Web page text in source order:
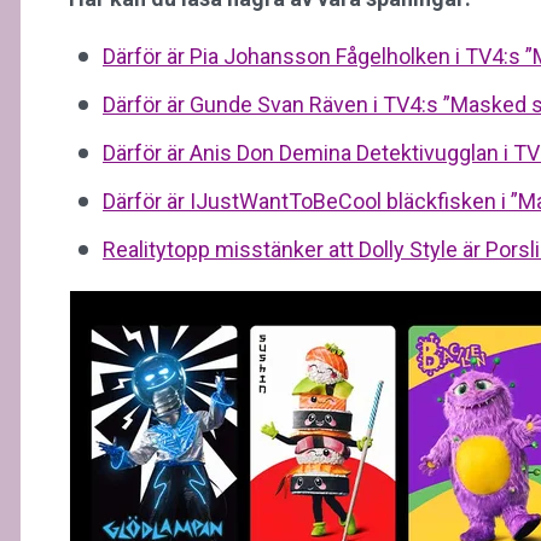
Därför är Pia Johansson Fågelholken i TV4:s
Därför är Gunde Svan Räven i TV4:s ”Masked
Därför är Anis Don Demina Detektivugglan i
Därför är IJustWantToBeCool bläckfisken i
Realitytopp misstänker att Dolly Style är